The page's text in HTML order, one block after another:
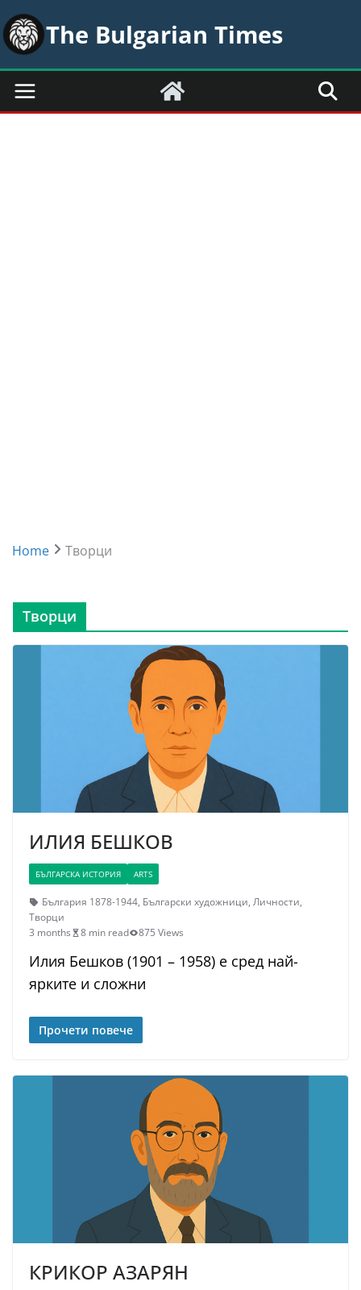
Skip
to
content
The Bulgarian Times
Home Творци
Творци
ИЛИЯ БЕШКОВ
БЪЛГАРСКА ИСТОРИЯ ARTS
България 1878-1944, Български художници, Личности,
Творци
3 months
8 min read 875 Views
Илия Бешков (1901 – 1958) е сред най-
ярките и сложни
Прочети повече
КРИКОР АЗАРЯН